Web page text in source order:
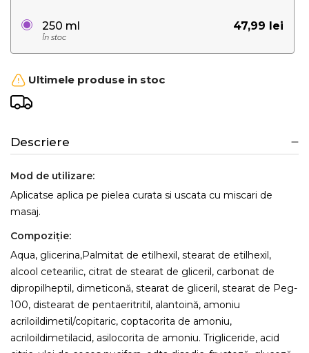
47,99 lei
250 ml
În stoc
Ultimele produse in stoc
Descriere
Mod de utilizare:
Aplicatse aplica pe pielea curata si uscata cu miscari de
masaj.
Compoziţie:
Aqua, glicerina,Palmitat de etilhexil, stearat de etilhexil,
alcool cetearilic, citrat de stearat de gliceril, carbonat de
dipropilheptil, dimeticonă, stearat de gliceril, stearat de Peg-
100, distearat de pentaeritritil, alantoină, amoniu
acriloildimetil/copitaric, coptacorita de amoniu,
acriloildimetilacid, asilocorita de amoniu. Trigliceride, acid